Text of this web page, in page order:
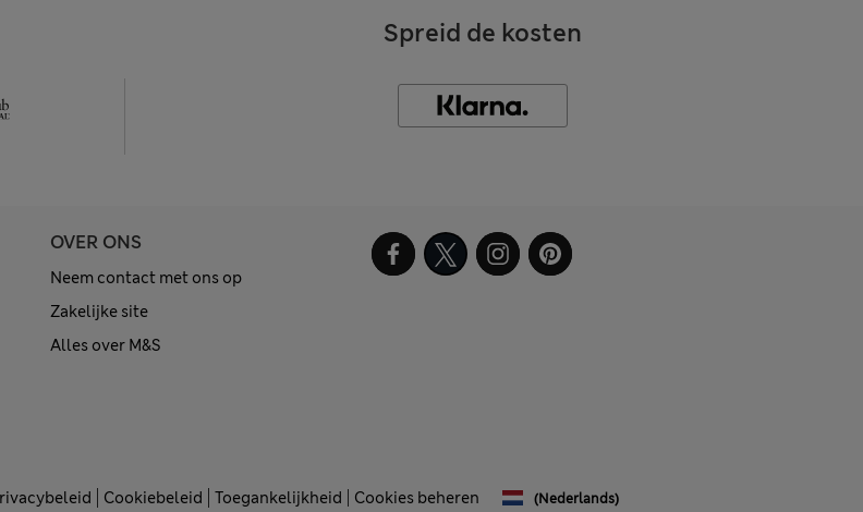
Spreid de kosten
OVER ONS
Neem contact met ons op
Zakelijke site
Alles over M&S
Cookiebeleid Toegankelijkheid Cookies beheren (Nederlands)